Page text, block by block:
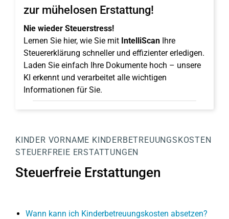
zur mühelosen Erstattung!
Nie wieder Steuerstress!
Lernen Sie hier, wie Sie mit IntelliScan Ihre
Steuererklärung schneller und effizienter erledigen.
Laden Sie einfach Ihre Dokumente hoch – unsere
KI erkennt und verarbeitet alle wichtigen
Informationen für Sie.
KINDER VORNAME KINDERBETREUUNGSKOSTEN
STEUERFREIE ERSTATTUNGEN
Steuerfreie Erstattungen
Wann kann ich Kinderbetreuungskosten absetzen?